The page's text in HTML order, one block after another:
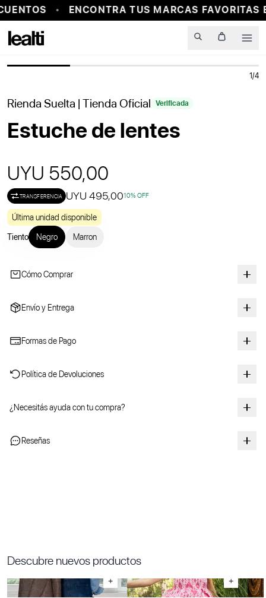
ENCONTRA TUS MARCAS FAVORITAS
PROBADOR VIRTUAL
1/4
Rienda Suelta | Tienda Oficial Verificada
Estuche de lentes
UYU 550,00
TRANSFERENCIA UYU 495,0010% OFF
Última unidad disponible
Tiento Negro Marron
Cómo Comprar
Envío y Entrega
Formas de Pago
Política de Devoluciones
¿Necesitás ayuda con tu compra?
Reseñas
Descubre nuevos productos
+ +